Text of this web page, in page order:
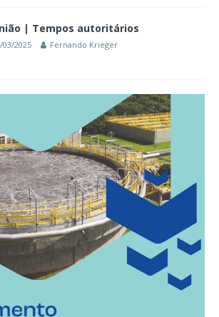
| Tempos autoritários
03/2025 Fernando Krieger